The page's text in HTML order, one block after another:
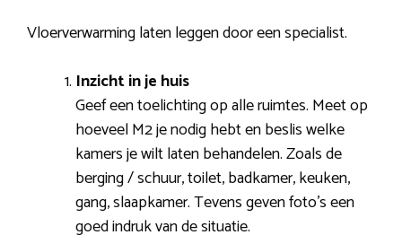
Vloerverwarming laten leggen door een specialist.
Inzicht in je huis
Geef een toelichting op alle ruimtes. Meet op
hoeveel M2 je nodig hebt en beslis welke
kamers je wilt laten behandelen. Zoals de
berging / schuur, toilet, badkamer, keuken,
gang, slaapkamer. Tevens geven foto’s een
goed indruk van de situatie.